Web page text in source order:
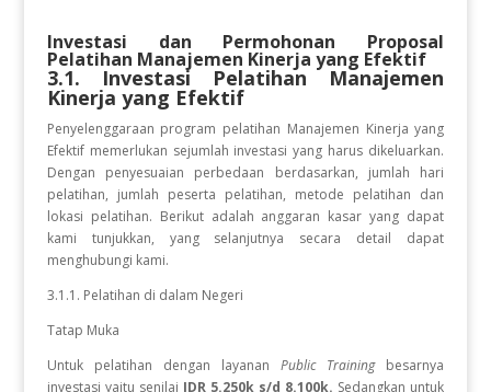
Investasi dan Permohonan Proposal
Pelatihan Manajemen Kinerja yang Efektif
3.1. Investasi Pelatihan Manajemen
Kinerja yang Efektif
Penyelenggaraan program pelatihan Manajemen Kinerja yang
Efektifmemerlukan sejumlah investasi yang harus dikeluarkan.
Dengan penyesuaian perbedaan berdasarkan, jumlah hari
pelatihan, jumlah peserta pelatihan, metode pelatihan dan
lokasi pelatihan. Berikut adalah anggaran kasar yang dapat
kami tunjukkan, yang selanjutnya secara detail dapat
menghubungi kami.
3.1.1. Pelatihan di dalam Negeri
Tatap Muka
Untuk pelatihan dengan layanan Public Trainingbesarnya
investasi yaitu senilai IDR 5.250k s/d 8.100k. Sedangkan untuk